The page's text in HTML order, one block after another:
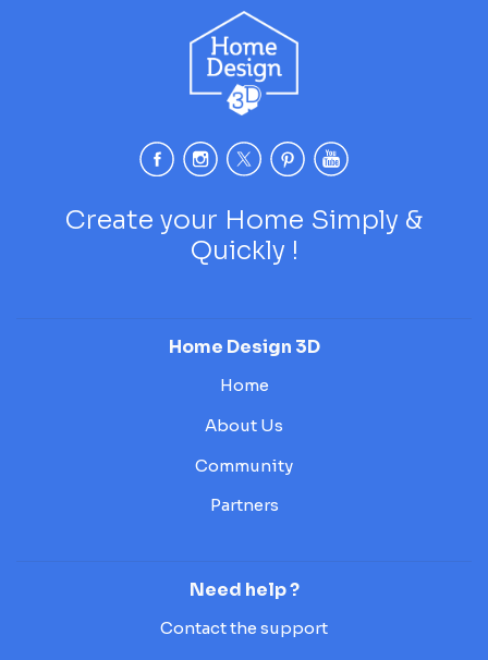
Create your Home Simply &
Quickly !
Home Design 3D
Home
About Us
Community
Partners
Need help ?
Contact the support